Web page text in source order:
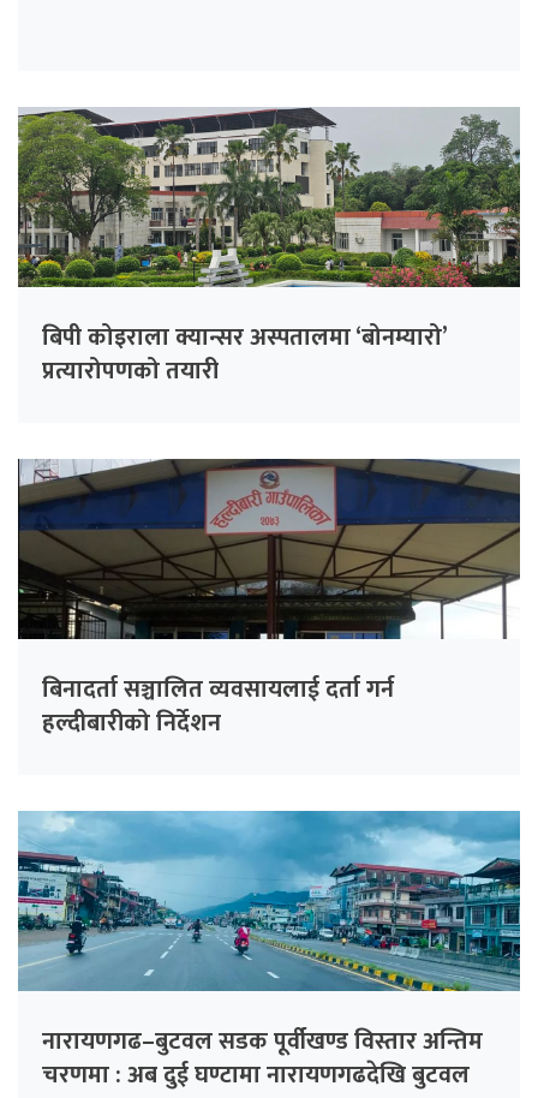
बिपी कोइराला क्यान्सर अस्पतालमा ‘बोनम्यारो’
प्रत्यारोपणको तयारी
बिनादर्ता सञ्चालित व्यवसायलाई दर्ता गर्न
हल्दीबारीको निर्देशन
नारायणगढ–बुटवल सडक पूर्वीखण्ड विस्तार अन्तिम
चरणमा : अब दुई घण्टामा नारायणगढदेखि बुटवल